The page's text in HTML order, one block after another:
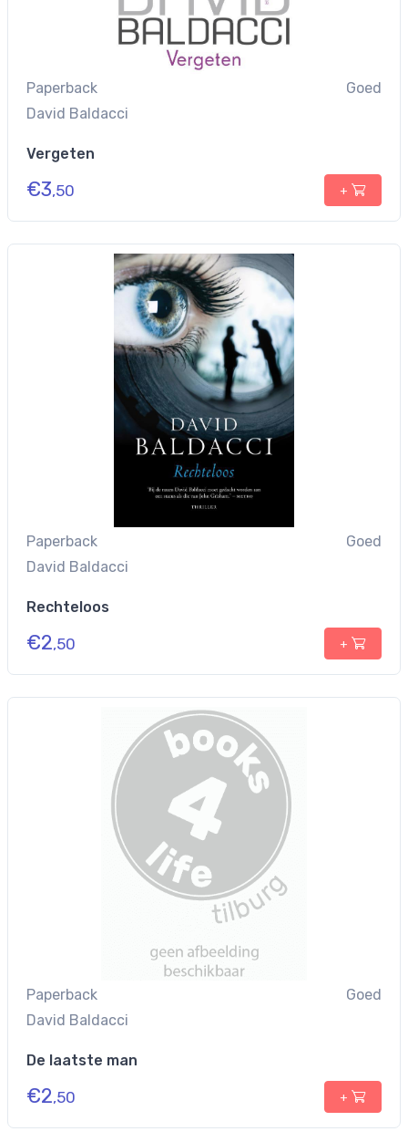
Paperback
Goed
David Baldacci
Vergeten
€3,50 +
Paperback
Goed
David Baldacci
Rechteloos
€2,50 +
Paperback
Goed
David Baldacci
De laatste man
€2,50 +